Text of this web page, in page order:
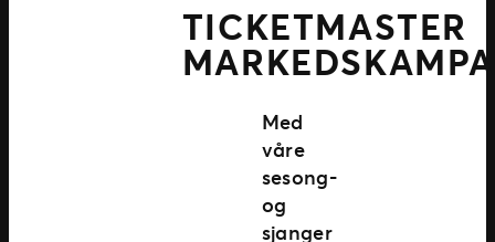
TICKETMASTER
Med
våre
sesong-
og
sjanger